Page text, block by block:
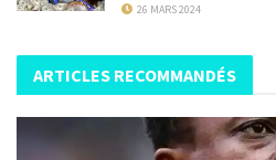
26 MARS 2024
ARTICLES RECOMMANDÉS